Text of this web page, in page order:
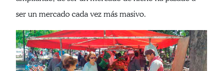
ser un mercado cada vez más masivo.